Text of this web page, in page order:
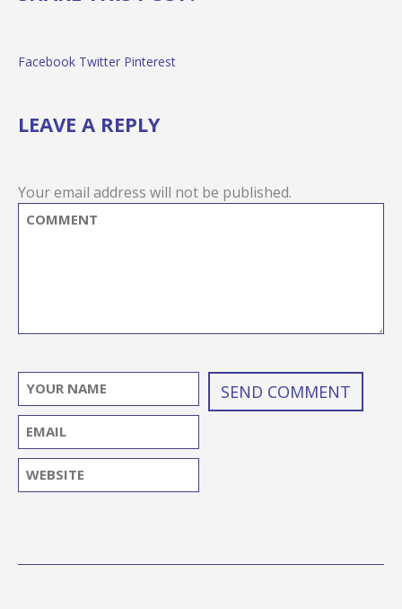
Facebook Twitter Pinterest
LEAVE A REPLY
Your email address will not be published.